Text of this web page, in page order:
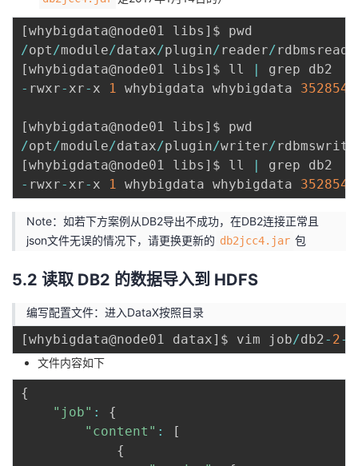
[whybigdata@node01 libs ]
/opt /module/datax/plugin/reader/
[whybigdata@node01 libs ] $ ll |
- rwxr- xr- x 1 whybigdata whybigdata 3528544
[whybigdata@node01 libs ]
/opt /module/datax/plugin/writer/
[whybigdata@node01 libs ] $ ll |
- rwxr- xr- x 1 whybigdata whybigdata 3528544
Note：如若下方案例从DB2导出不成功，在DB2连接正常且
json文件无误的情况下，请更换更新的 db2jcc4.jar 包
5.2 读取 DB2 的数据导入到 HDFS
编写配置文件：进入DataX按照目录
[whybigdata@node01 datax] $ vim job/db2- 2-
文件内容如下
{
"job" :
{
"content" :
[
{